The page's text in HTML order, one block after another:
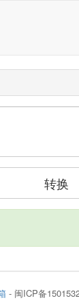
转换
- 闽ICP备